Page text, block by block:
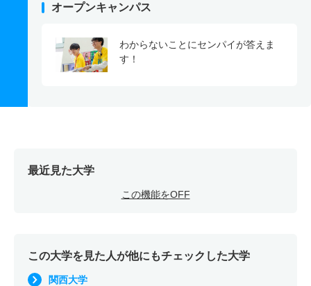
オープンキャンパス
わからないことにセンパイが答えま
す！
最近見た大学
この機能をOFF
この大学を見た人が他にもチェックした大学
関西大学